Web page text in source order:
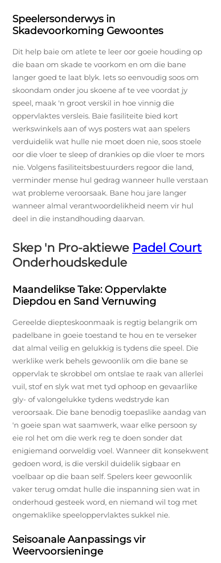
Speelersonderwys in
Skadevoorkoming Gewoontes
Dit help baie om atlete te leer oor goeie houding op
die baan om skade te voorkom en om die bane
langer goed te laat blyk. Iets so eenvoudig soos om
skoondam onder jou skoene af te vee voordat jy
speel, maak 'n groot verskil in hoe vinnig die
oppervlaktes versleis. Baie fasiliteite bied kort
werkswinkels aan of wys posters wat aan spelers
verduidelik wat hulle nie moet doen nie, soos stoele
oor die vloer te sleep of drankies op die vloer te mors
nie. Volgens fasiliteitsbestuurders regoor die land,
verminder mense hul gedrag wanneer hulle verstaan
wat probleme veroorsaak. Bane hou jare langer
wanneer almal verantwoordelikheid neem vir hul
deel in die instandhouding daarvan.
Skep 'n Pro-aktiewe Padel Court
Onderhoudskedule
Maandelikse Take: Oppervlakte
Diepdou en Sand Vernuwing
Gereelde diepteskoonmaak is regtig belangrik om
padelbane in goeie toestand te hou en te verseker
dat almal veilig en gelukkig is tydens die speel. Die
werklike werk behels gewoonlik om die bane se
oppervlak te skrobbel om ontslae te raak van allerlei
vuil, stof en slyk wat met tyd ophoop en gevaarlike
gly- of valongelukke tydens wedstryde kan
veroorsaak. Die bane benodig toepaslike aandag van
'n goeie span wat saamwerk, waar elke persoon sy
eie rol het om die werk reg te doen sonder dat
enigiemand oorweldig voel. Wanneer dit konsekwent
gedoen word, is die verskil duidelik sigbaar en
voelbaar op die baan self. Spelers keer gewoonlik
vaker terug omdat hulle die inspanning sien wat in
onderhoud gesteek word, en niemand wil tog met
ongemaklike speeloppervlaktes sukkel nie.
Seisoanale Aanpassings vir
Weervoorsieninge